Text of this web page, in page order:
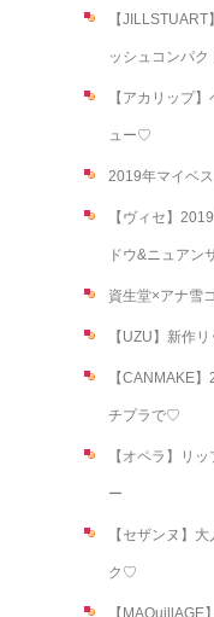
【
ッシュコンパク
【アカリップ
ュー♡
2019年マイベ
【ヴィセ】
ドウ&ニュアン
資生堂×アナ雪
【UZU】新作
【CANMAKE
チプラで♡
【オペラ】リ
ー
【セザンヌ】
ク♡
【